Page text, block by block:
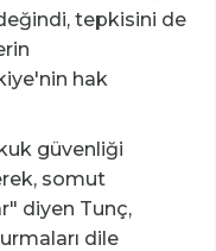
tepkisini de
hak
güvenliği
somut
diyen Tunç,
dile